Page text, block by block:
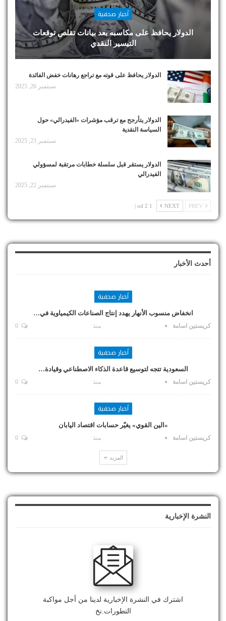
أخبار صحفية
الدولار يحافظ على مكاسبه بعد بيانات تقلص توقعات
التيسير النقدي
الدولار يحافظ على قوته مع تراجع رهانات خفض الفائدة
سبتمبر 26, 2025
الدولار يتأرجح مع ترقب مؤشرات «الفيدرالي» حول
السياسة النقدية
سبتمبر 23, 2025
الدولار يستقر قبل سلسلة خطابات مرتقبة لمسؤولي
الفيدرالي
سبتمبر 22, 2025
NEXT
1 od 2 |
أحدث الأخبار
أخبار صحفية
انخفاض منسوب الأنهار يهدد إنتاج الصناعات الكيمياوية في…
كريستين اسامة منذ
أخبار صحفية
السعودية تتجه لتوسيع قاعدة الذكاء الاصطناعي وقيادة…
كريستين اسامة منذ
أخبار صحفية
«الين القوي» يغيّر حسابات اقتصاد اليابان
كريستين اسامة منذ
المزيد
النشرة الإخبارية
اشترك في النشرة الإخبارية لدينا من أجل مواكبة
التطورات.نخ